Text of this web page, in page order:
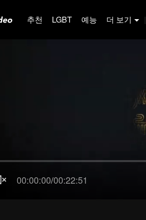
추천 LGBT 예능 더 보기 |